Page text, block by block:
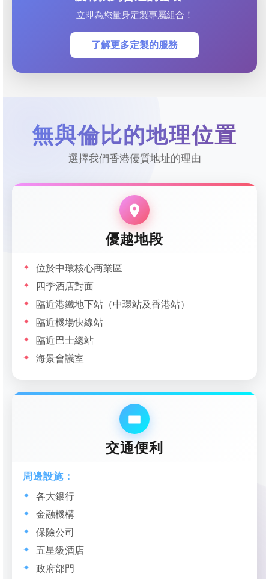
立即為您量身定製專屬組合！
了解更多定製的服務
無與倫比的地理位置
選擇我們香港優質地址的理由
優越地段
位於中環核心商業區
四季酒店對面
臨近港鐵地下站（中環站及香港站）
臨近機場快線站
臨近巴士總站
海景會議室
交通便利
周邊設施：
各大銀行
金融機構
保險公司
五星級酒店
政府部門